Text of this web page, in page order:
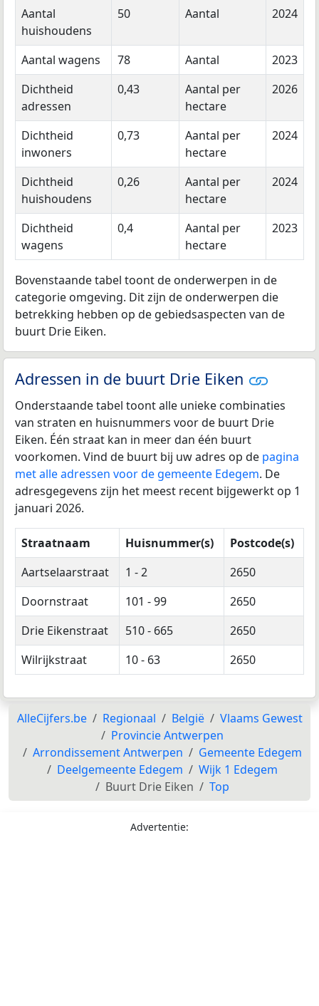
Aantal
huishoudens
50 Aantal 2024
Aantal wagens 78 Aantal
2023
Dichtheid
adressen
0,43
Aantal per
hectare
2026
Dichtheid
inwoners
0,73
Aantal per
hectare
2024
Dichtheid
huishoudens
0,26
Aantal per
hectare
2024
Dichtheid
wagens
0,4
Aantal per
hectare
2023
Bovenstaande tabel toont de onderwerpen in de
categorie omgeving. Dit zijn de onderwerpen die
betrekking hebben op de gebiedsaspecten van de
buurt Drie Eiken.
Adressen in de buurt Drie Eiken
Onderstaande tabel toont alle unieke combinaties
van straten en huisnummers voor de buurt Drie
Eiken. Één straat kan in meer dan één buurt
voorkomen. Vind de buurt bij uw adres op de pagina
met alle adressen voor de gemeente Edegem. De
adresgegevens zijn het meest recent bijgewerkt op 1
januari 2026.
Straatnaam Huisnummer(s)
Postcode(s)
Aartselaarstraat
1 - 2
2650
Doornstraat
101 - 99
2650
Drie Eikenstraat
510 - 665
2650
Wilrijkstraat
10 - 63 2650
AlleCijfers.be Regionaal België
Vlaams Gewest
Provincie Antwerpen
Arrondissement Antwerpen
Gemeente Edegem
Deelgemeente Edegem
Wijk 1 Edegem
Buurt Drie Eiken
Top
Advertentie: